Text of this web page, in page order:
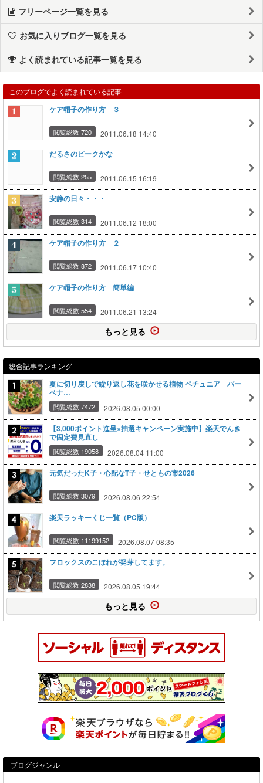
フリーページ一覧を見る
お気に入りブログ一覧を見る
よく読まれている記事一覧を見る
このブログでよく読まれている記事
ケア帽子の作り方 ３
閲覧総数 720 2011.06.18 14:40
だるさのピークかな
閲覧総数 255 2011.06.15 16:19
安静の日々・・・
閲覧総数 314 2011.06.12 18:00
ケア帽子の作り方 ２
閲覧総数 872 2011.06.17 10:40
ケア帽子の作り方 簡単編
閲覧総数 554 2011.06.21 13:24
もっと見る
総合記事ランキング
夏に切り戻しで繰り返し花を咲かせる植物 ペチュニア バー
ベナ…
閲覧総数 7472 2026.08.05 00:00
【3,000ポイント進呈×抽選キャンペーン実施中】楽天でんき
で固定費見直し
閲覧総数 19058 2026.08.04 11:00
元気だったK子・心配なT子・せともの市2026
閲覧総数 3079 2026.08.06 22:54
楽天ラッキーくじ一覧（PC版）
閲覧総数 11199152 2026.08.07 08:35
フロックスのこぼれが発芽してます。
閲覧総数 2838 2026.08.05 19:44
もっと見る
ブログジャンル